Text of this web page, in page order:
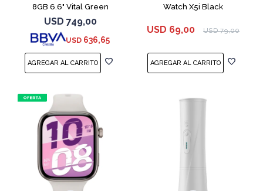
8GB 6.6" Vital Green
USD 749,00
USD 636,65
Watch X5i Black
USD 69,00 USD 79,00